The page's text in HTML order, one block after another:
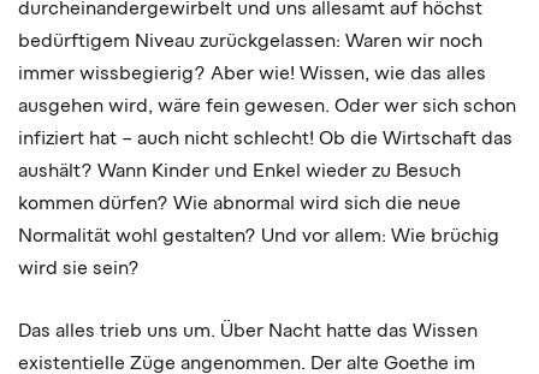
durcheinandergewirbelt und uns allesamt auf höchst
bedürftigem Niveau zurückgelassen: Waren wir noch
immer wissbegierig? Aber wie! Wissen, wie das alles
ausgehen wird, wäre fein gewesen. Oder wer sich schon
infiziert hat – auch nicht schlecht! Ob die Wirtschaft das
aushält? Wann Kinder und Enkel wieder zu Besuch
kommen dürfen? Wie abnormal wird sich die neue
Normalität wohl gestalten? Und vor allem: Wie brüchig
wird sie sein?
Das alles trieb uns um. Über Nacht hatte das Wissen
existentielle Züge angenommen. Der alte Goethe im